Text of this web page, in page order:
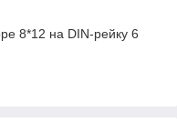
8*12 на DIN-рейку 6